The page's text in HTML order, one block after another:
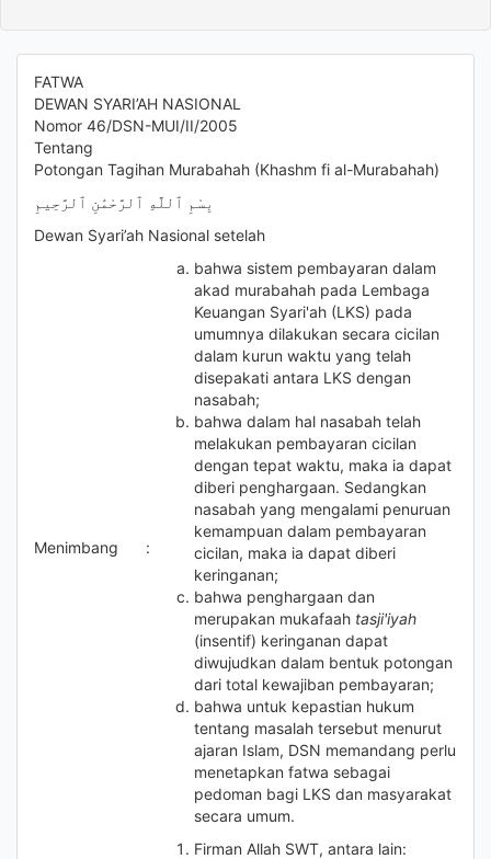
FATWA
DEWAN SYARI’AH NASIONAL
Nomor 46/DSN-MUI/II/2005
Tentang
Potongan Tagihan Murabahah (Khashm fi al-Murabahah)
بِسْمِ ٱللَّهِ ٱلرَّحْمَٰنِ ٱلرَّحِيمِ
Dewan Syari’ah Nasional setelah
Menimbang :
bahwa sistem pembayaran dalam
akad murabahah pada Lembaga
Keuangan Syari'ah (LKS) pada
umumnya dilakukan secara cicilan
dalam kurun waktu yang telah
disepakati antara LKS dengan
nasabah;
bahwa dalam hal nasabah telah
melakukan pembayaran cicilan
dengan tepat waktu, maka ia dapat
diberi penghargaan. Sedangkan
nasabah yang mengalami penuruan
kemampuan dalam pembayaran
cicilan, maka ia dapat diberi
keringanan;
bahwa penghargaan dan
merupakan mukafaah tasji'iyah
(insentif) keringanan dapat
diwujudkan dalam bentuk potongan
dari total kewajiban pembayaran;
bahwa untuk kepastian hukum
tentang masalah tersebut menurut
ajaran Islam, DSN memandang perlu
menetapkan fatwa sebagai
pedoman bagi LKS dan masyarakat
secara umum.
Firman Allah SWT, antara lain: